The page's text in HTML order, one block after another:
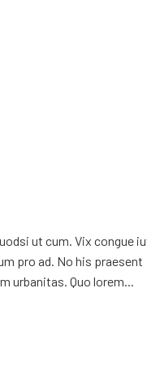
ut cum. Vix congue
pro ad. No his praesent
urbanitas. Quo lorem...